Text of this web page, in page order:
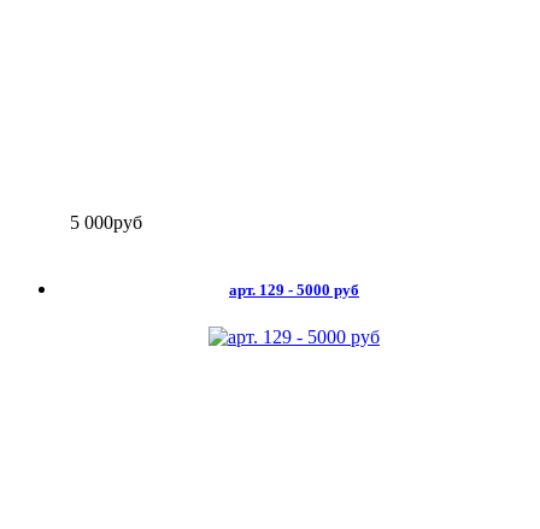
5 000руб
арт. 129 - 5000 руб